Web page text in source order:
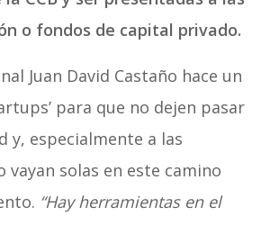
o fondos de capital privado.
Juan David Castaño hace un
para que no dejen pasar
y, especialmente a las
vayan solas en este camino
“Hay herramientas en el